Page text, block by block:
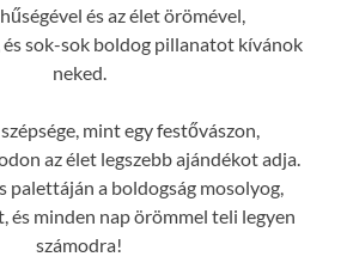
és az élet örömével,
sok-sok boldog pillanatot kívánok
neked.
mint egy festővászon,
az élet legszebb ajándékot adja.
palettáján a boldogság mosolyog,
és minden nap örömmel teli legyen
számodra!